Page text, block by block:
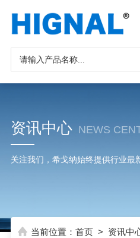
资讯中心 NEWS
关注我们，希戈纳始终提供行业最
当前位置： 首页> 资讯中